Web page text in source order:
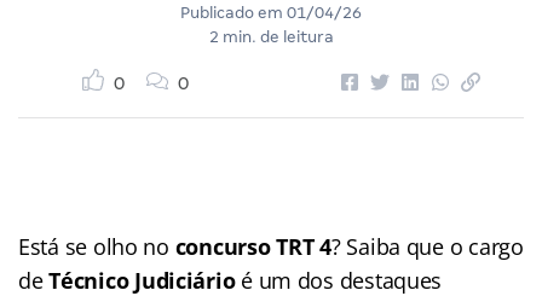
Publicado em 01/04/26
2 min. de leitura
0 0
Está se olho no concurso TRT 4? Saiba que o cargo
deTécnico Judiciárioé um dos destaques